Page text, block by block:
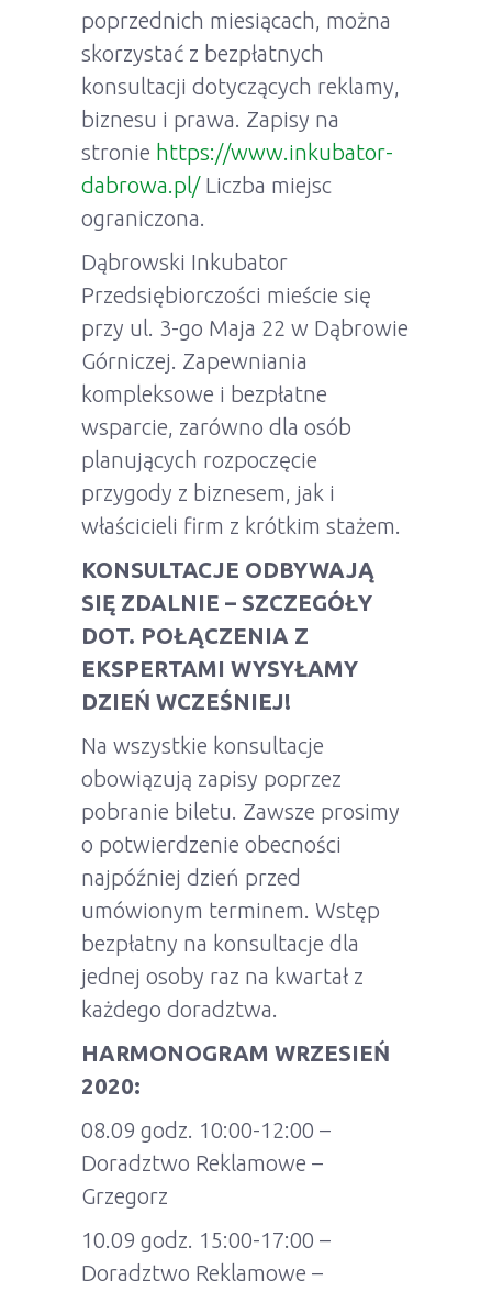
poprzednich miesiącach, można
skorzystać z bezpłatnych
konsultacji dotyczących reklamy,
biznesu i prawa. Zapisy na
stronie https://www.inkubator-
dabrowa.pl/Liczba miejsc
ograniczona.
Dąbrowski Inkubator
Przedsiębiorczości mieście się
przy ul. 3-go Maja 22 w Dąbrowie
Górniczej. Zapewniania
kompleksowe i bezpłatne
wsparcie, zarówno dla osób
planujących rozpoczęcie
przygody z biznesem, jak i
właścicieli firm z krótkim stażem.
KONSULTACJE ODBYWAJĄ
SIĘ ZDALNIE – SZCZEGÓŁY
DOT. POŁĄCZENIA Z
EKSPERTAMI WYSYŁAMY
DZIEŃ WCZEŚNIEJ!
Na wszystkie konsultacje
obowiązują zapisy poprzez
pobranie biletu. Zawsze prosimy
o potwierdzenie obecności
najpóźniej dzień przed
umówionym terminem. Wstęp
bezpłatny na konsultacje dla
jednej osoby raz na kwartał z
każdego doradztwa.
HARMONOGRAM WRZESIEŃ
2020:
08.09 godz. 10:00-12:00 –
Doradztwo Reklamowe –
Grzegorz
10.09 godz. 15:00-17:00 –
Doradztwo Reklamowe –